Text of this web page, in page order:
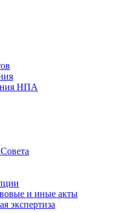
НПА
и иные акты
экспертиза